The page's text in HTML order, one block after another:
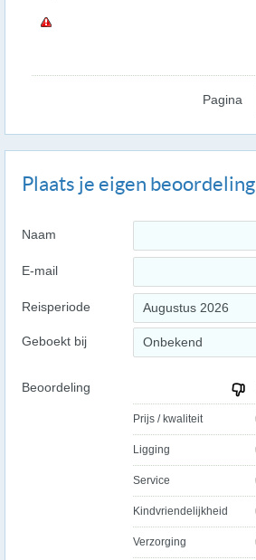
Pagina
Plaats je eigen beoordeling
Naam
E-mail
Reisperiode Augustus 2026
Geboekt bij Onbekend
Beoordeling
Prijs / kwaliteit
Ligging
Service
Kindvriendelijkheid
Verzorging